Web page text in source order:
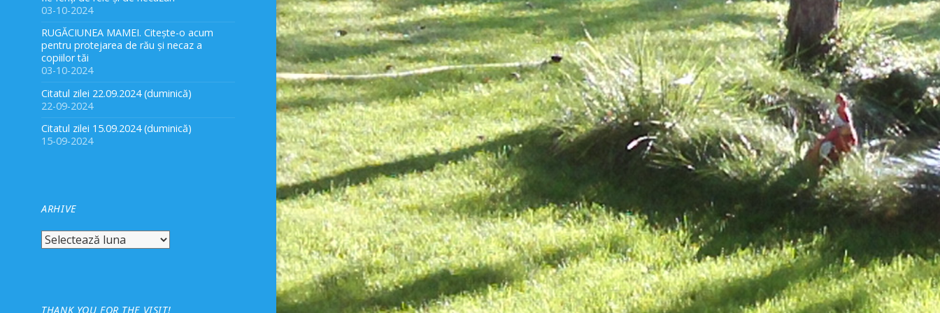
03-10-2024
RUGĂCIUNEA MAMEI. Citește-o acum
pentru protejarea de rău și necaz a
copiilor tăi
03-10-2024
Citatul zilei 22.09.2024 (duminică)
22-09-2024
Citatul zilei 15.09.2024 (duminică)
15-09-2024
ARHIVE
Arhive
THANK YOU FOR THE VISIT!